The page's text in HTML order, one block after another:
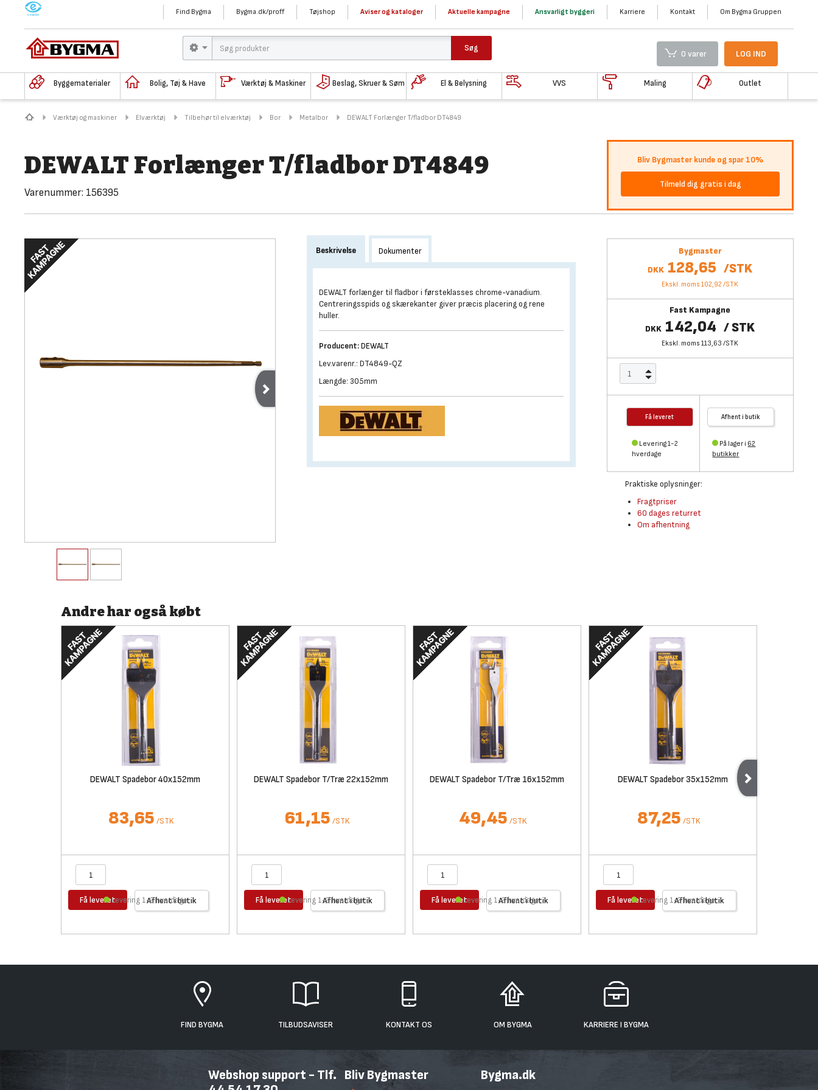
M Find Bygma Bygma.dk/proff Tøjshop Aviser og kataloger Aktuelle kampagne Ansvarligt byggeri Karriere Kontakt Om Bygma Gruppen
Søg
0 varer LOG IND
Byggematerialer Bolig, Tøj & Have Værktøj & Maskiner Beslag, Skruer & Søm El & Belysning VVS Maling Outlet
Værktøj og maskiner Elværktøj Tilbehør til elværktøj Bor Metalbor DEWALT Forlænger T/fladbor DT4849
DEWALT Forlænger T/fladbor DT4849
Varenummer: 156395
Bliv Bygmaster kunde og spar 10%
Tilmeld dig gratis i dag
Bygmaster
DKK 128,65 /STK
Ekskl. moms 102,92 /STK
Fast Kampagne
DKK 142,04 /STK
Ekskl. moms 113,63 /STK
Få leveret
Levering 1-2
hverdage
Afhent i butik
På lager i 62
butikker
Praktiske oplysninger:
Fragtpriser
60 dages returret
Om afhentning
Beskrivelse Dokumenter
DEWALT forlænger til fladbor i førsteklasses chrome-vanadium.
Centreringsspids og skærekanter giver præcis placering og rene
huller.
Producent:DEWALT
Lev.varenr.: DT4849-QZ
Længde: 305mm
Andre har også købt
DEWALT Spadebor 40x152mm
83,65 /STK
Få leveret Afhent i butik
Levering 1-2 hverdage
DEWALT Spadebor T/Træ 22x152mm
61,15 /STK
Få leveret Afhent i butik
Levering 1-2 hverdage
DEWALT Spadebor T/Træ 16x152mm
49,45 /STK
Få leveret Afhent i butik
Levering 1-2 hverdage
DEWALT Spadebor 35x152mm
87,25 /STK
Få leveret Afhent i butik
Levering 1-2 hverdage
FIND BYGMA TILBUDSAVISER KONTAKT OS OM BYGMA KARRIERE I BYGMA
Webshop support - Tlf. Bliv Bygmaster Bygma.dk